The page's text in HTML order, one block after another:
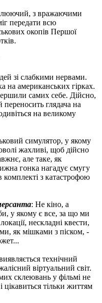
з вражаючими
передати всю
окопів Першої
зі слабкими нервами.
на американських гірках.
самих себе. Дійсно,
глядача на
на великому
симулятор, у якому
жахливі, щоб дійсно
але таке, як
гонка нагадує смугу
з катастрофою
: Не кіно, а
у якому є все, за що ми
нескладні квести,
як мішками з піском, -
технічний
віртуальний світ.
​​склеювань у фільмі не
цікавиться тільки життям